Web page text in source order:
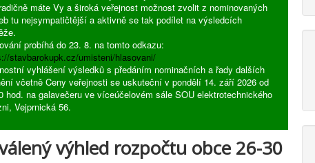
máte Vy a široká veřejnost možnost zvolit z nominovaných
tu nejsympatičtější a aktivně se tak podílet na výsledcích
probíhá do 23. 8. na tomto odkazu:
stavbarokupk.cz/umisteni/hlasovani/
vyhlášení výsledků s předáním nominačních a řady dalších
včetně Ceny veřejnosti se uskuteční v pondělí 14. září 2026 od
hod. na galavečeru ve víceúčelovém sále SOU elektrotechnického
Vejprnická 56.
výhled rozpočtu obce 26-30